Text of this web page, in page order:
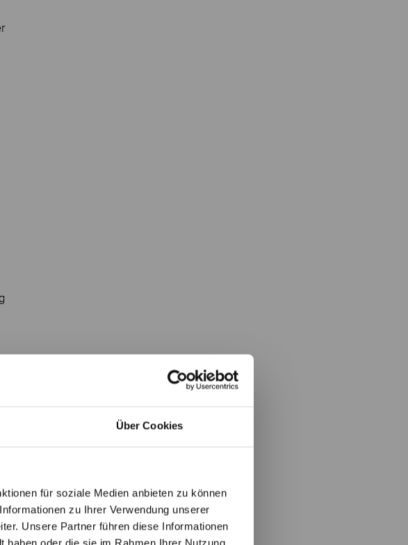
Über Cookies
für soziale Medien anbieten zu können
zu Ihrer Verwendung unserer
Unsere Partner führen diese Informationen
haben oder die sie im Rahmen Ihrer Nutzung